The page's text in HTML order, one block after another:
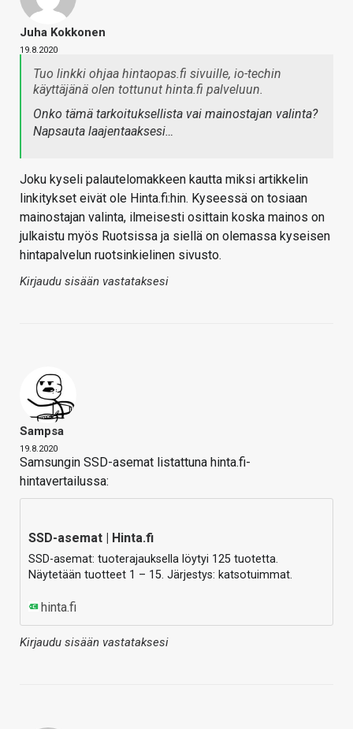
Juha Kokkonen
19.8.2020
Tuo linkki ohjaa hintaopas.fi sivuille, io-techin
käyttäjänä olen tottunut hinta.fi palveluun.
Onko tämä tarkoituksellista vai mainostajan valinta?
Napsauta laajentaaksesi…
Joku kyseli palautelomakkeen kautta miksi artikkelin
linkitykset eivät ole Hinta.fi:hin. Kyseessä on tosiaan
mainostajan valinta, ilmeisesti osittain koska mainos on
julkaistu myös Ruotsissa ja siellä on olemassa kyseisen
hintapalvelun ruotsinkielinen sivusto.
Kirjaudu sisään vastataksesi
Sampsa
19.8.2020
Samsungin SSD-asemat listattuna hinta.fi-
hintavertailussa:
SSD-asemat | Hinta.fi
SSD-asemat: tuoterajauksella löytyi 125 tuotetta.
Näytetään tuotteet 1 – 15. Järjestys: katsotuimmat.
hinta.fi
Kirjaudu sisään vastataksesi